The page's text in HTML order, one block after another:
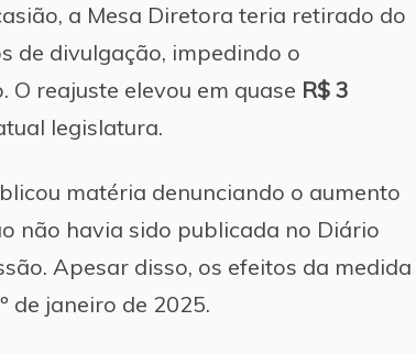
a Mesa Diretora teria retirado do
de divulgação, impedindo o
reajuste elevou em quase R$ 3
legislatura.
matéria denunciando o aumento
não havia sido publicada no Diário
Apesar disso, os efeitos da medida
de janeiro de 2025.